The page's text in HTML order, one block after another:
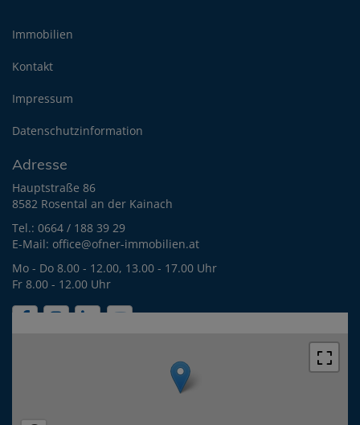
Immobilien
Kontakt
Impressum
Datenschutzinformation
Adresse
Hauptstraße 86
8582 Rosental an der Kainach
Tel.: 0664 / 188 39 29
E-Mail: office@ofner-immobilien.at
Mo - Do 8.00 - 12.00, 13.00 - 17.00 Uhr
Fr 8.00 - 12.00 Uhr